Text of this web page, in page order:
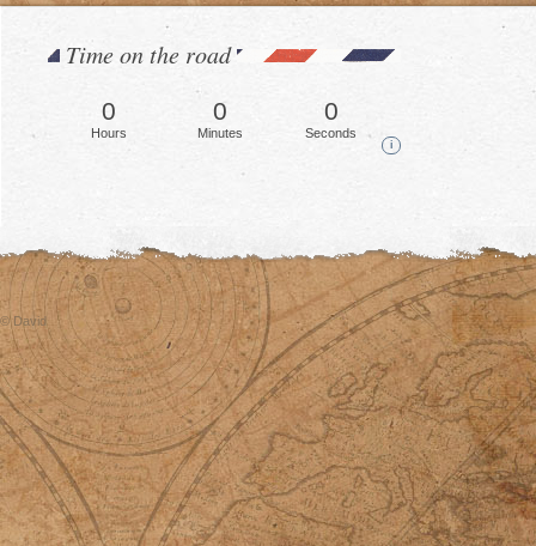
Time on the road
0
Hours
0
Minutes
0
Seconds
i
© David